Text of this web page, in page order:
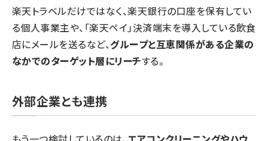
楽天トラベルだけではなく、楽天銀行の口座を保有してい
る個人事業主や、「楽天ペイ」決済端末を導入している飲食
店にメールを送るなど、グループと互恵関係がある企業の
なかでのターゲット層にリーチする。
外部企業とも連携